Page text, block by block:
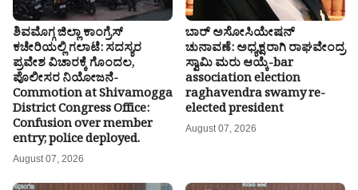
ಶಿವಮೊಗ್ಗ ಜಿಲ್ಲಾ ಕಾಂಗ್ರೆಸ್
ಕಚೇರಿಯಲ್ಲಿ ಗಲಾಟೆ: ಸದಸ್ಯರ
ಪ್ರವೇಶ ವಿಚಾರಕ್ಕೆ ಗೊಂದಲ,
ಪೊಲೀಸರ ನಿಯೋಜನೆ-
Commotion at Shivamogga
District Congress Office:
Confusion over member
entry; police deployed.
August 07, 2026
ಬಾರ್ ಅಸೋಸಿಯೇಷನ್
ಚುನಾವಣೆ: ಅಧ್ಯಕ್ಷರಾಗಿ ರಾಘವೇಂದ್ರ
ಸ್ವಾಮಿ ಮರು ಆಯ್ಕೆ-bar
association election
raghavendra swamy re-
elected president
August 07, 2026